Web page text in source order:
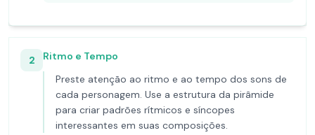
2
Ritmo e Tempo
Preste atenção ao ritmo e ao tempo dos sons de
cada personagem. Use a estrutura da pirâmide
para criar padrões rítmicos e síncopes
interessantes em suas composições.